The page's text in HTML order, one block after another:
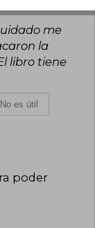
me
la
libro tiene
No es útil
poder